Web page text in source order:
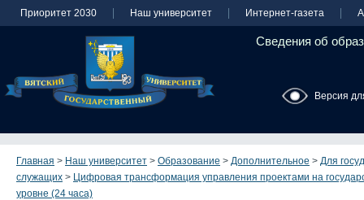
Приоритет 2030 Наш университет Интернет-газета
Сведения об
Версия
Главная > Наш университет > Образование > Дополнительное > Для
служащих > Цифровая трансформация управления проектами на
уровне (24 часа)